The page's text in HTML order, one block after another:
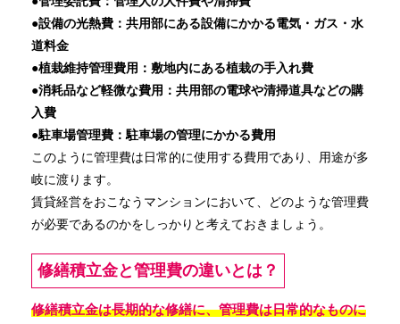
●設備の光熱費：共用部にある設備にかかる電気・ガス・水
道料金
●植栽維持管理費用：敷地内にある植栽の手入れ費
●消耗品など軽微な費用：共用部の電球や清掃道具などの購
入費
●駐車場管理費：駐車場の管理にかかる費用
このように管理費は日常的に使用する費用であり、用途が多
岐に渡ります。
賃貸経営をおこなうマンションにおいて、どのような管理費
が必要であるのかをしっかりと考えておきましょう。
修繕積立金と管理費の違いとは？
修繕積立金は長期的な修繕に、管理費は日常的なものに